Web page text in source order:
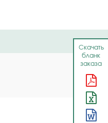
Скачать
бланк
заказа